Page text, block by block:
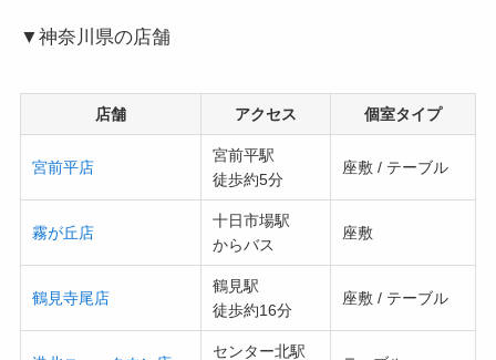
▼神奈川県の店舗
店舗 アクセス 個室タイプ
宮前平店
宮前平駅
徒歩約5分
座敷 / テーブル
霧が丘店
十日市場駅
からバス
座敷
鶴見寺尾店
鶴見駅
徒歩約16分
座敷 / テーブル
センター北駅